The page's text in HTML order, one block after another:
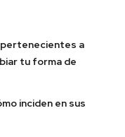
a
tu forma de
inciden en sus